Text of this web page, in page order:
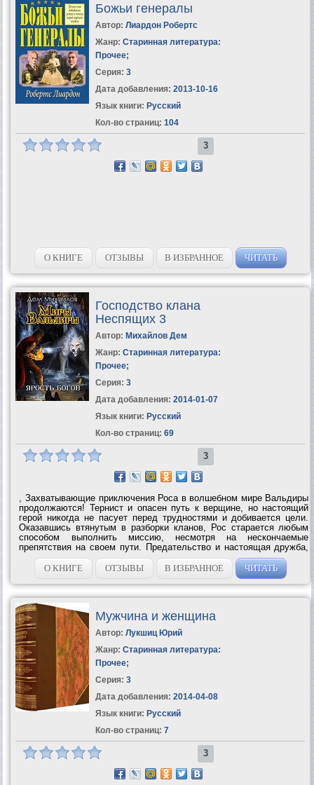
Божьи генералы
Автор: Лиардон Робертс
Жанр: Старинная литература:
Прочее;
Серия: 3
Дата добавления: 2013-10-16
Язык книги: Русский
Кол-во страниц: 104
3
О КНИГЕ ОТЗЫВЫ В ИЗБРАННОЕ ЧИТАТЬ
Господство клана
Неспящих 3
Автор: Михайлов Дем
Жанр: Старинная литература:
Прочее;
Серия: 3
Дата добавления: 2014-01-07
Язык книги: Русский
Кол-во страниц: 69
3
, Захватывающие приключения Роса в волшебном мире Вальдиры
продолжаются! Тернист и опасен путь к верщине, но настоящий
герой никогда не пасует перед трудностями и добивается цели.
Оказавшись втянутым в разборки кланов, Рос старается любым
способом выполнить миссию, несмотря на нескончаемые
препятствия на своем пути. Предательство и настоящая дружба,
любовь и ненависть - все перемешалось в безумном калейдоскопе
событий… мир,...
О КНИГЕ ОТЗЫВЫ В ИЗБРАННОЕ ЧИТАТЬ
Мужчина и женщина
Автор: Лукшиц Юрий
Жанр: Старинная литература:
Прочее;
Серия: 3
Дата добавления: 2014-04-08
Язык книги: Русский
Кол-во страниц: 7
3